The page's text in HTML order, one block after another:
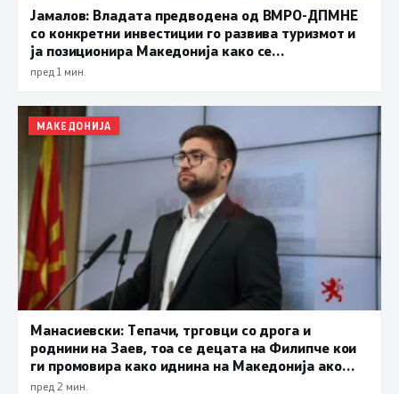
Јамалов: Владата предводена од ВМРО-ДПМНЕ
со конкретни инвестиции го развива туризмот и
ја позиционира Македонија како се
поатрактивна туристичка дестинација
пред 1 мин.
МАКЕДОНИЈА
Манасиевски: Тепачи, трговци со дрога и
роднини на Заев, тоа се децата на Филипче кои
ги промoвира како иднина на Македонија ако
дојде на власт
пред 2 мин.